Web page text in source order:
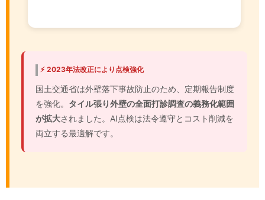
⚡ 2023年法改正により点検強化
国土交通省は外壁落下事故防止のため、定期報告制度
を強化。 タイル張り外壁の全面打診調査の義務化範囲
が拡大されました。AI点検は法令遵守とコスト削減を
両立する最適解です。